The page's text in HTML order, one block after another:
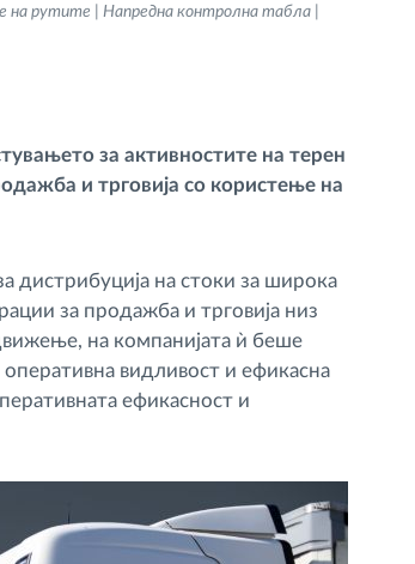
рутите | Напредна контролна табла |
за активностите на терен
и трговија со користење на
дистрибуција на стоки за широка
за продажба и трговија низ
на компанијата ѝ беше
видливост и ефикасна
ефикасност и